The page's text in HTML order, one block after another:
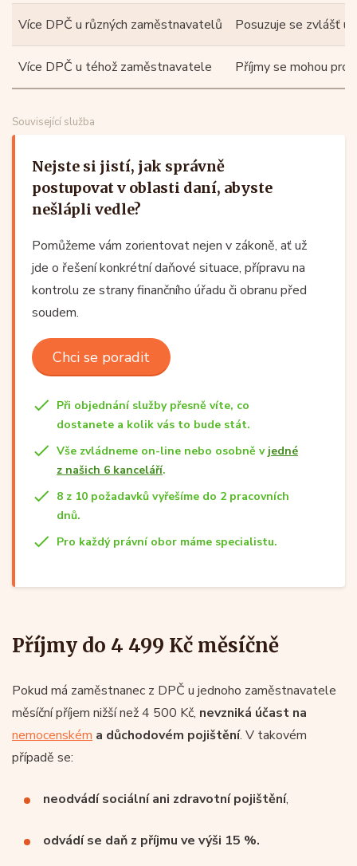
Více DPČ u různých zaměstnavatelů Posuzuje se zvlášť u
Více DPČ u téhož zaměstnavatele Příjmy se mohou pro
Související služba
Nejste si jistí, jak správně
postupovat v oblasti daní, abyste
nešlápli vedle?
Pomůžeme vám zorientovat nejen v zákoně, ať už
jde o řešení konkrétní daňové situace, přípravu na
kontrolu ze strany finančního úřadu či obranu před
soudem.
Chci se poradit
Při objednání služby přesně víte, co
dostanete a kolik vás to bude stát.
Vše zvládneme on-line nebo osobně v jedné
z našich 6 kanceláří.
8 z 10 požadavků vyřešíme do 2 pracovních
dnů.
Pro každý právní obor máme specialistu.
Příjmy do 4 499 Kč měsíčně
Pokud má zaměstnanec z DPČ u jednoho zaměstnavatele
měsíční příjem nižší než 4 500 Kč, nevzniká účast na
nemocenském a důchodovém pojištění. V takovém
případě se:
neodvádí sociální ani zdravotní pojištění,
odvádí se daň z příjmu ve výši 15 %.